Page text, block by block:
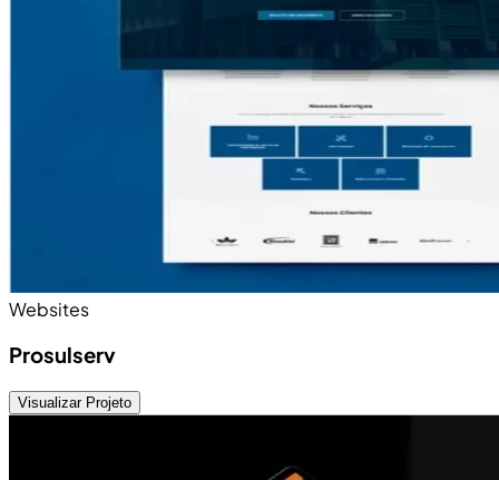
Websites
Prosulserv
Visualizar Projeto